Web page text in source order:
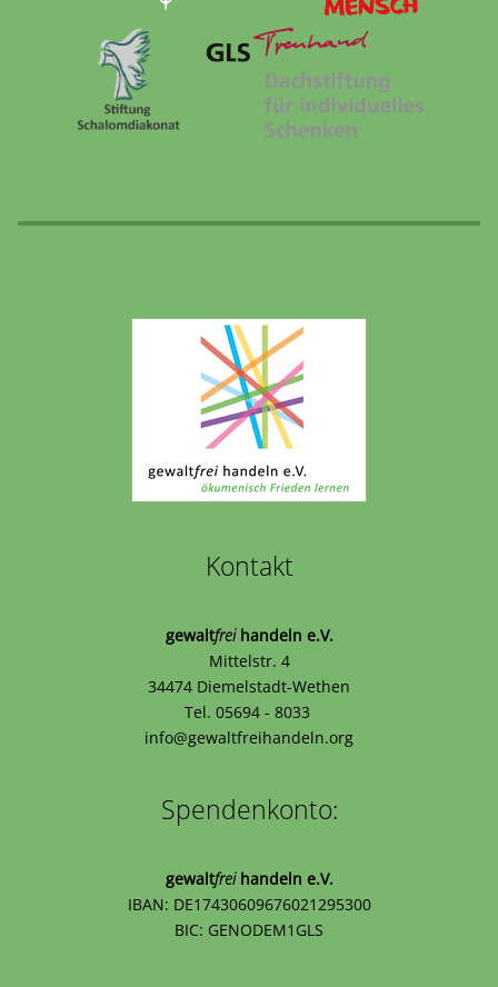
Kontakt
gewaltfreihandeln e.V.
Mittelstr. 4
34474 Diemelstadt-Wethen
Tel. 05694 - 8033
info@gewaltfreihandeln.org
Spendenkonto:
gewaltfreihandeln e.V.
IBAN: DE17430609676021295300
BIC: GENODEM1GLS